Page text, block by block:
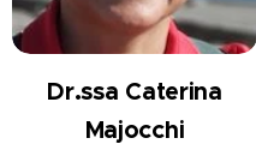
Dr.ssa Caterina
Majocchi